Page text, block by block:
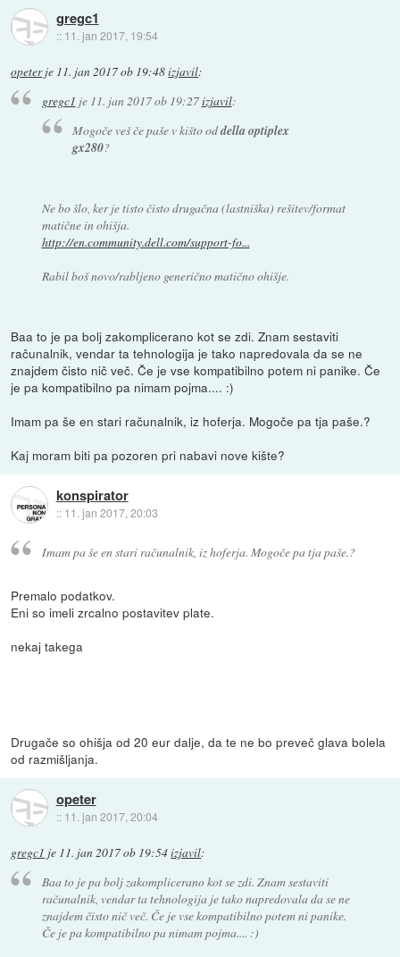
gregc1
:: 11. jan 2017, 19:54
opeterje 11. jan 2017 ob 19:48izjavil:
gregc1 je 11. jan 2017 ob 19:27izjavil:
Mogoče veš če paše v kišto oddella optiplex
gx280?
Ne bo šlo, ker je tisto čisto drugačna (lastniška) rešitev/format
matične in ohišja.
http://en.community.dell.com/support-fo...
Rabil boš novo/rabljeno generično matično ohišje.
Baa to je pa bolj zakomplicerano kot se zdi. Znam sestaviti
računalnik, vendar ta tehnologija je tako napredovala da se ne
znajdem čisto nič več. Če je vse kompatibilno potem ni panike. Če
je pa kompatibilno pa nimam pojma.... :)
Imam pa še en stari računalnik, iz hoferja. Mogoče pa tja paše.?
Kaj moram biti pa pozoren pri nabavi nove kište?
konspirator
:: 11. jan 2017, 20:03
Imam pa še en stari računalnik, iz hoferja. Mogoče pa tja paše.?
Premalo podatkov.
Eni so imeli zrcalno postavitev plate.
nekaj takega
Drugače so ohišja od 20 eur dalje, da te ne bo preveč glava bolela
od razmišljanja.
opeter
:: 11. jan 2017, 20:04
gregc1 je 11. jan 2017 ob 19:54izjavil:
Baa to je pa bolj zakomplicerano kot se zdi. Znam sestaviti
računalnik, vendar ta tehnologija je tako napredovala da se ne
znajdem čisto nič več. Če je vse kompatibilno potem ni panike.
Če je pa kompatibilno pa nimam pojma.... :)